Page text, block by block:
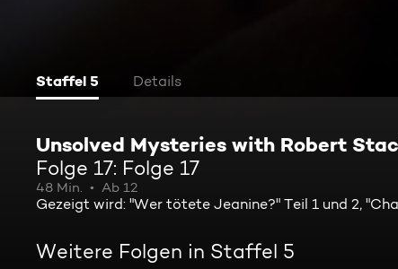
Staffel 5 Details
Unsolved Mysteries with Robert
Folge 17: Folge 17
48 Min. Ab 12
Gezeigt wird: "Wer tötete Jeanine?" Teil 1 und 2,
Weitere Folgen in Staffel 5